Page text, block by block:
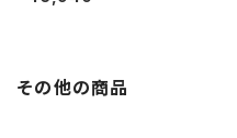
mas (Gold Foil Jacket) / ス
その他の商品